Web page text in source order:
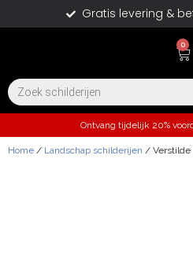
Gratis levering &
0
Ontvang tijdelijk 20%
Home / Landschap schilderijen / Verstilde